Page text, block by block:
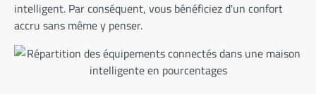
intelligent. Par conséquent, vous bénéficiez d'un confort
accru sans même y penser.